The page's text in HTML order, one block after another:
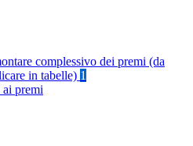
complessivo dei premi (da
in tabelle) 1
premi